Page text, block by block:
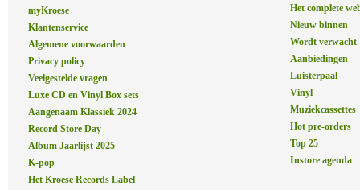
myKroese
Klantenservice
Algemene voorwaarden
Privacy policy
Veelgestelde vragen
Luxe CD en Vinyl Box sets
Aangenaam Klassiek 2024
Record Store Day
Album Jaarlijst 2025
K-pop
Het Kroese Records Label
Het complete
Nieuw binnen
Wordt verwacht
Aanbiedingen
Luisterpaal
Vinyl
Muziekcassettes
Hot pre-orders
Top 25
Instore agenda